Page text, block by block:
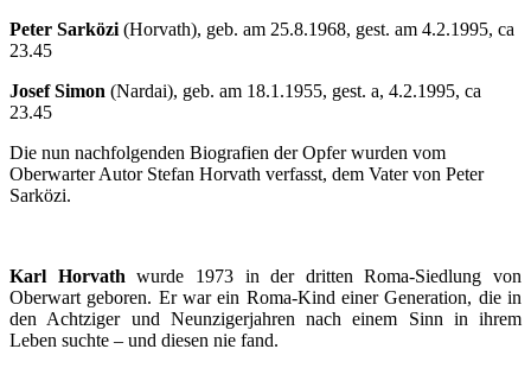
Peter Sarközi (Horvath), geb. am 25.8.1968, gest. am 4.2.1995, ca
23.45
Josef Simon (Nardai), geb. am 18.1.1955, gest. a, 4.2.1995, ca
23.45
Die nun nachfolgenden Biografien der Opfer wurden vom
Oberwarter Autor Stefan Horvath verfasst, dem Vater von Peter
Sarközi.
Karl Horvath wurde 1973 in der dritten Roma-Siedlung von
Oberwart geboren. Er war ein Roma-Kind einer Generation, die in
den Achtziger und Neunzigerjahren nach einem Sinn in ihrem
Leben suchte – und diesen nie fand.